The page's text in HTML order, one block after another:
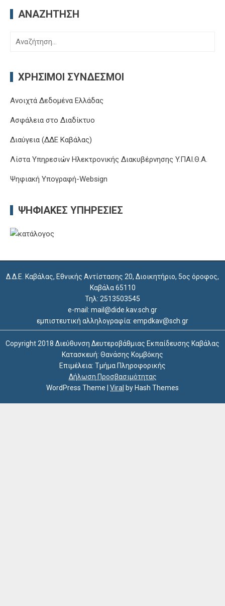
ΑΝΑΖΉΤΗΣΗ
Αναζήτηση
ΧΡΉΣΙΜΟΙ ΣΎΝΔΕΣΜΟΙ
Ανοιχτά Δεδομένα Ελλάδας
Ασφάλεια στο Διαδίκτυο
Διαύγεια (ΔΔΕ Καβάλας)
Λίστα Υπηρεσιών Ηλεκτρονικής Διακυβέρνησης Y.ΠΑΙ.Θ.Α.
Ψηφιακή Υπογραφή-Websign
ΨΗΦΙΑΚΈΣ ΥΠΗΡΕΣΊΕΣ
Δ.Δ.Ε. Καβάλας, Εθνικής Αντίστασης 20, Διοικητήριο, 5ος όροφος,
Καβάλα 65110
Τηλ: 2513503545
e-mail: mail@dide.kav.sch.gr
εμπιστευτική αλληλογραφία: empdkav@sch.gr
Copyright 2018 Διεύθυνση Δευτεροβάθμιας Εκπαίδευσης Καβάλας
Κατασκευή: Θανάσης Κομβόκης
Επιμέλεια: Τμήμα Πληροφορικής
Δήλωση Προσβασιμότητας
WordPress Theme
Viral by Hash Themes